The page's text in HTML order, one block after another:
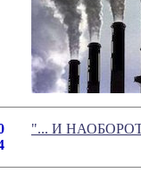
"... И НАОБОРОТ"